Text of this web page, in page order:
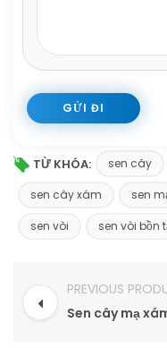
TỪ KHÓA: sen cây
sen cây xám sen
sen vòi sen vòi bồn
PREVIOUS
Sen cây mạ